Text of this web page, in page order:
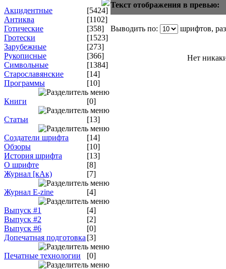
Акцидентные
[5424]
Антиква
[1102]
Готические
[358]
Гротески
[1523]
Зарубежные
[273]
Рукописные
[366]
Символьные
[1384]
Старославянские
[14]
Программы
[10]
Книги [0]
Статьи [13]
Создатели шрифта
[14]
Обзоры
[10]
История шрифта
[13]
О шрифте
[8]
Журнал [кАк)
[7]
Журнал E-zine [4]
Выпуск #1
[4]
Выпуск #2
[2]
Выпуск #6
[0]
Допечатная подготовка [3]
Печатные технологии [0]
Текст отображения в превью:
Выводить по: шрифтов,
Нет